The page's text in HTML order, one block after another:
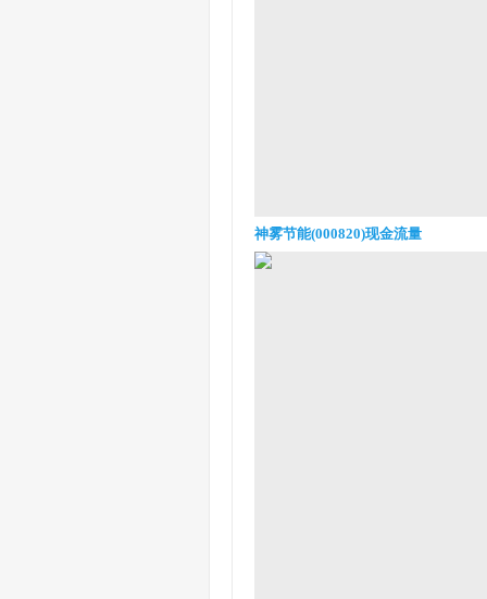
神雾节能(000820)现金流量